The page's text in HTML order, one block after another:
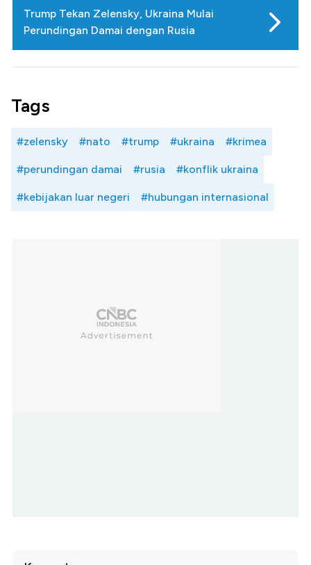
Trump Tekan Zelensky, Ukraina Mulai
Perundingan Damai dengan Rusia
Tags
#zelensky #nato #trump #ukraina #krimea
#perundingan damai #rusia #konflik ukraina
#kebijakan luar negeri #hubungan internasional